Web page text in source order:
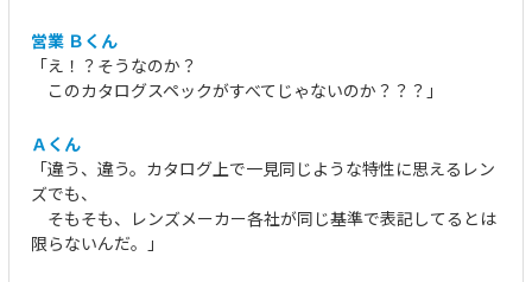
営業 Ｂくん
「え！？そうなのか？
このカタログスペックがすべてじゃないのか？？？」
Ａくん
「違う、違う。カタログ上で一見同じような特性に思えるレン
ズでも、
そもそも、レンズメーカー各社が同じ基準で表記してるとは
限らないんだ。」